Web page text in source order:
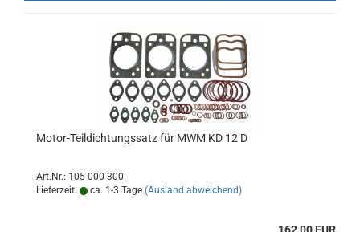
Motor-Teildichtungssatz für MWM KD 12 D
Art.Nr.: 105 000 300
Lieferzeit:
ca. 1-3 Tage (Ausland abweichend)